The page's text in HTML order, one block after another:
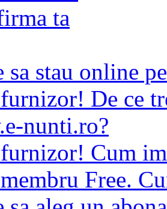
ta
sa stau online
De ce
nunti.ro?
Cum
Free.